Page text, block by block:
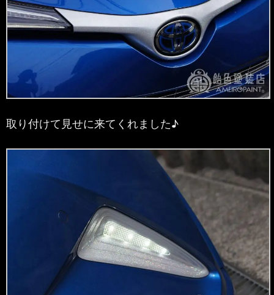
取り付けて見せに来てくれました♪